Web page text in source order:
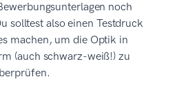
noch
solltest also einen Testdruck
machen, um die Optik in
(auch schwarz-weiß!) zu